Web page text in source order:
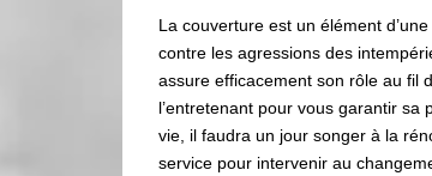
La couverture est un élément
contre les agressions des
assure efficacement son rôle au fil
l’entretenant pour vous garantir
vie, il faudra un jour songer à la
service pour intervenir au